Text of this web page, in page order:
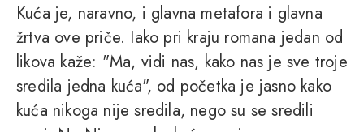
Kuća je, naravno, i glavna metafora i glavna
žrtva ove priče. Iako pri kraju romana jedan od
likova kaže: "Ma, vidi nas, kako nas je sve troje
sredila jedna kuća", od početka je jasno kako
kuća nikoga nije sredila, nego su se sredili